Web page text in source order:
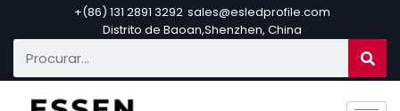
+(86) 131 2891 3292 sales@esledprofile.com
Distrito de Baoan,Shenzhen, China